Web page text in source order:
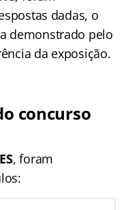
dadas, o
demonstrado pelo
da exposição.
concurso
, foram